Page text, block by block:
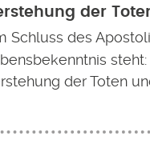
der
Schluss des
der Toten